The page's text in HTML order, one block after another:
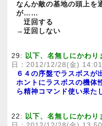
なんか敵の基地の頭上を
が……
迂回する
→迂回しない
29: 以下、名無しにかわ
日：2012/12/28(金)
６４の序盤でラスボスが
ホントにラスボスの機体
ら精神コマンド使い果た
22: 以下、名無しにかわ